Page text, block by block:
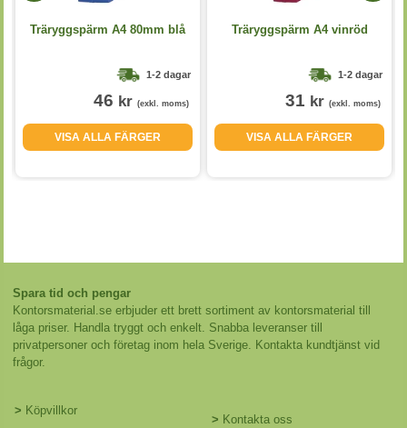
Träryggspärm A4 80mm blå
1-2 dagar
46 kr (exkl. moms)
VISA ALLA FÄRGER
Träryggspärm A4 vinröd
1-2 dagar
31 kr (exkl. moms)
VISA ALLA FÄRGER
Spara tid och pengar
Kontorsmaterial.se erbjuder ett brett sortiment av kontorsmaterial till
låga priser. Handla tryggt och enkelt. Snabba leveranser till
privatpersoner och företag inom hela Sverige. Kontakta kundtjänst vid
frågor.
> Köpvillkor
> Kontakta oss